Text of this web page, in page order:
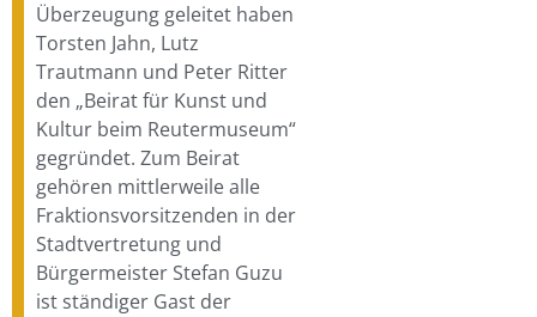
Überzeugung geleitet haben
Torsten Jahn, Lutz
Trautmann und Peter Ritter
den „Beirat für Kunst und
Kultur beim Reutermuseum“
gegründet. Zum Beirat
gehören mittlerweile alle
Fraktionsvorsitzenden in der
Stadtvertretung und
Bürgermeister Stefan Guzu
ist ständiger Gast der